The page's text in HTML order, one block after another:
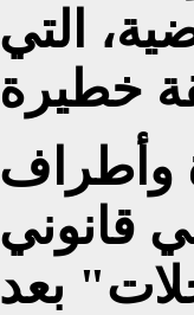
التي
وأطراف
قانوني
بعد